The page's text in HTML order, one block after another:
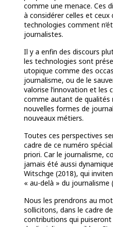
comme une menace. Ces
à considérer celles et
technologies comment
journalistes.
Il y a enfin des discours
les technologies sont
utopique comme des
journalisme, ou de le
valorise l’innovation et les
comme autant de qualités
nouvelles formes de
nouveaux métiers.
Toutes ces perspectives
cadre de ce numéro
priori. Car le journalisme,
jamais été aussi
Witschge (2018), qui
« au-delà » du journalisme
Nous les prendrons au
sollicitons, dans le cadre
contributions qui